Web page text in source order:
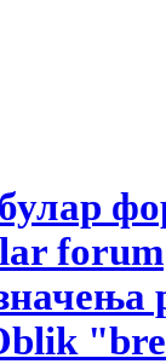
forum